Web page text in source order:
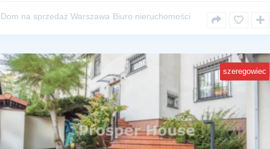
Dom na sprzedaż Warszawa Biuro nieruchomości
szeregowiec